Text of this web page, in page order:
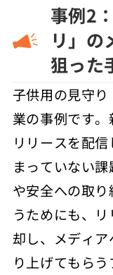
事例2
リ」の
狙った
子供用の見守
業の事例です
リリースを配
まっていない
や安全への取
うためにも、
却し、メディ
り上げてもら